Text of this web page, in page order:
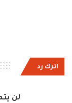
اترك رد
لن